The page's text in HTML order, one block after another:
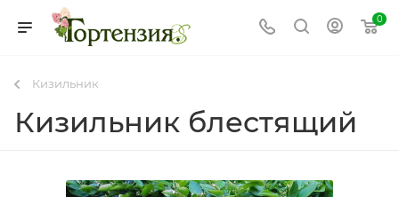
0
Кизильник
Кизильник блестящий